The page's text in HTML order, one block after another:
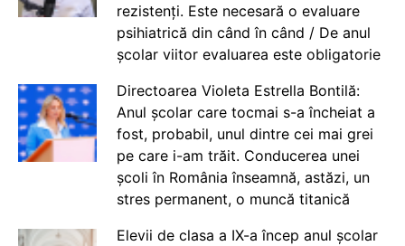
rezistenți. Este necesară o evaluare
psihiatrică din când în când / De anul
școlar viitor evaluarea este obligatorie
Directoarea Violeta Estrella Bontilă:
Anul școlar care tocmai s-a încheiat a
fost, probabil, unul dintre cei mai grei
pe care i-am trăit. Conducerea unei
școli în România înseamnă, astăzi, un
stres permanent, o muncă titanică
Elevii de clasa a IX-a încep anul școlar